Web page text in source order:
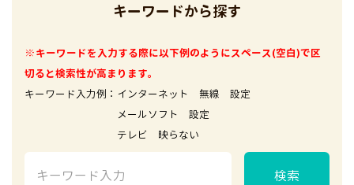
キーワードから探す
※キーワードを入力する際に以下例のようにスペース(空白)で区
切ると検索性が高まります。
キーワード入力例：インターネット 無線 設定
メールソフト 設定
テレビ 映らない
検索